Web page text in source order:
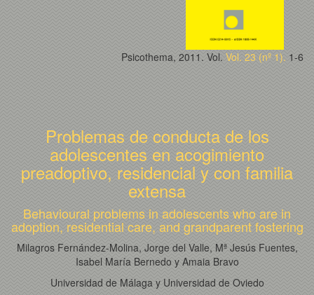
Psicothema, 2011. Vol. Vol. 23 (nº 1). 1-6
Problemas de conducta de los
adolescentes en acogimiento
preadoptivo, residencial y con familia
extensa
Behavioural problems in adolescents who are in
adoption, residential care, and grandparent fostering
Milagros Fernández-Molina, Jorge del Valle, Mª Jesús Fuentes,
Isabel María Bernedo y Amaia Bravo
Universidad de Málaga y Universidad de Oviedo